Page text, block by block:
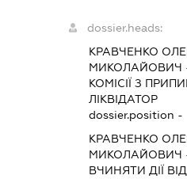
dossier.heads:
КРАВЧЕНКО
МИКОЛАЙОВИЧ
КОМІСІЇ З
ЛІКВІДАТОР
dossier.position -
КРАВЧЕНКО
МИКОЛАЙОВИЧ
ВЧИНЯТИ ДІЇ ВІД